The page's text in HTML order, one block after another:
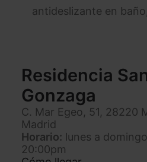
antideslizante en
Residencia
Gonzaga
C. Mar Egeo, 51, 28220
Madrid
Horario: lunes a
20:00pm